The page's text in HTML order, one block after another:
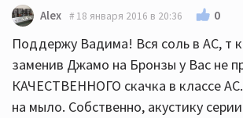
Alex 18 января 2016 в 20:36 0
Поддержу Вадима! Вся соль в АС, т
заменив Джамо на Бронзы у Вас не
КАЧЕСТВЕННОГО скачка в классе
на мыло. Собственно, акустику